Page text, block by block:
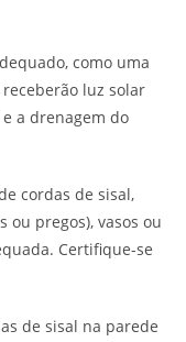
como uma
luz solar
a drenagem do
cordas de sisal,
ou pregos), vasos ou
Certifique-se
de sisal na parede